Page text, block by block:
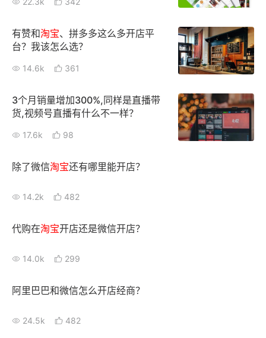
有赞和淘宝、拼多多这么多开店平
台？我该怎么选？
14.6k 361
3个月销量增加300%,同样是直播带
货,视频号直播有什么不一样？
17.6k 98
除了微信淘宝还有哪里能开店？
14.2k 482
代购在淘宝开店还是微信开店？
14.0k 299
阿里巴巴和微信怎么开店经商？
24.5k 482